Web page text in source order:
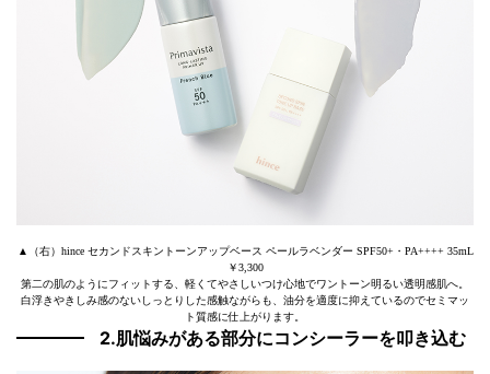
▲（右）hince セカンドスキントーンアップベース ペールラベンダー SPF50+・PA++++ 35mL
￥3,300
第二の肌のようにフィットする、軽くてやさしいつけ心地でワントーン明るい透明感肌へ。
白浮きやきしみ感のないしっとりした感触ながらも、油分を適度に抑えているのでセミマッ
ト質感に仕上がります。
2.肌悩みがある部分にコンシーラーを叩き込む